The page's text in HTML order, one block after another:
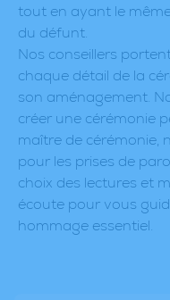
tout en ayant le
du défunt.
Nos conseillers
chaque détail de la
son aménagement.
créer une cérémonie
maître de cérémonie,
pour les prises de
choix des lectures et
écoute pour vous
hommage essentiel.